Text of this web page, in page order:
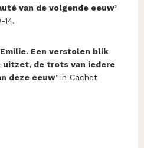
van de volgende eeuw’
14.
Een verstolen blik
uitzet, de trots van iedere
deze eeuw’ in Cachet